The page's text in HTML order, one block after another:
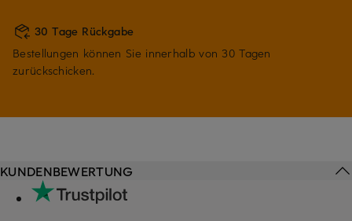
30 Tage Rückgabe
Bestellungen können Sie innerhalb von 30 Tagen
zurückschicken.
KUNDENBEWERTUNG